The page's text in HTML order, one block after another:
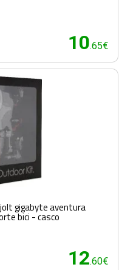
10.65€
gigabyte aventura
palo - soporte bici - casco
12.60€